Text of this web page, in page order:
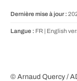
Dernière mise à jour :
Langue : FR | English
© Arnaud Quercy /